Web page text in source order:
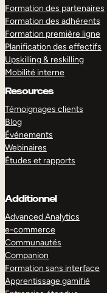
Formation des partenaires
Formation des adhérents
Formation première ligne
Planification des effectifs
Upskilling & reskilling
Mobilité interne
Resources
Témoignages clients
Blog
Événements
Webinaires
Études et rapports
Additionnel
Advanced Analytics
e-commerce
Communautés
Companion
Formation sans interface
Apprentissage gamifié